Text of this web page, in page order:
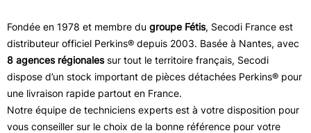
Fondée en 1978 et membre du groupe Fétis, Secodi France est
distributeur officiel Perkins® depuis 2003. Basée à Nantes, avec
8 agences régionalessur tout le territoire français, Secodi
dispose d’un stock important de pièces détachées Perkins® pour
une livraison rapide partout en France.
Notre équipe de techniciens experts est à votre disposition pour
vous conseiller sur le choix de la bonne référence pour votre